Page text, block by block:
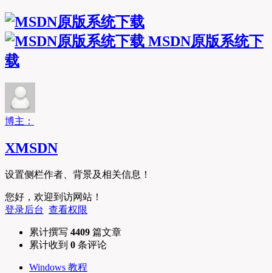
MSDN原版系统下
载
博主：
XMSDN
设置侧栏作者、背景及相关信息！
您好，欢迎到访网站！
登录后台 查看权限
累计撰写 4409 篇文章
累计收到 0 条评论
Windows 教程